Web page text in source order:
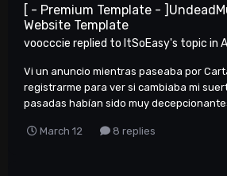
[ - Premium Template -
Website Template
voocccie replied to ItSoEasy's topic in
Vi un anuncio mientras paseaba por
registrarme para ver si cambiaba mi
pasadas habían sido muy
March 12 8 replies